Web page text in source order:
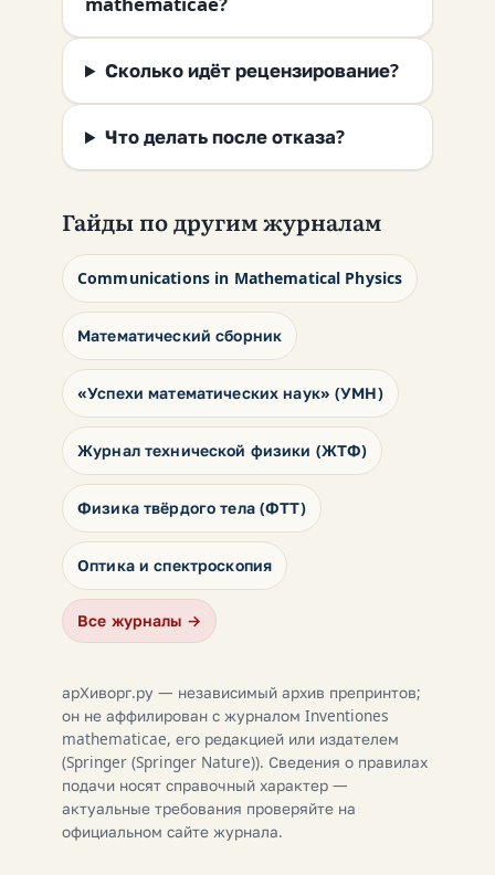
Сколько идёт рецензирование?
Что делать после отказа?
Гайды по другим журналам
Communications in Mathematical Physics
Математический сборник
«Успехи математических наук» (УМН)
Журнал технической физики (ЖТФ)
Физика твёрдого тела (ФТТ)
Оптика и спектроскопия
Все журналы →
арХиворг.ру — независимый архив препринтов;
он не аффилирован с журналом Inventiones
mathematicae, его редакцией или издателем
(Springer (Springer Nature)). Сведения о правилах
подачи носят справочный характер —
актуальные требования проверяйте на
официальном сайте журнала.